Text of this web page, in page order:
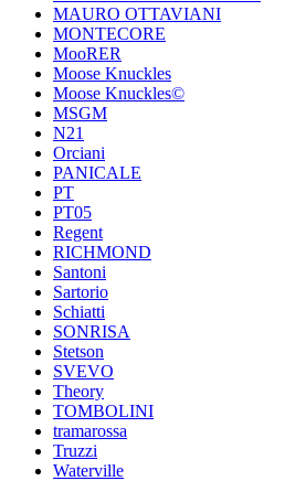
MAURO OTTAVIANI
MONTECORE
MooRER
Moose Knuckles
Moose Knuckles©️
MSGM
N21
Orciani
PANICALE
PT
PT05
Regent
RICHMOND
Santoni
Sartorio
Schiatti
SONRISA
Stetson
SVEVO
Theory
TOMBOLINI
tramarossa
Truzzi
Waterville